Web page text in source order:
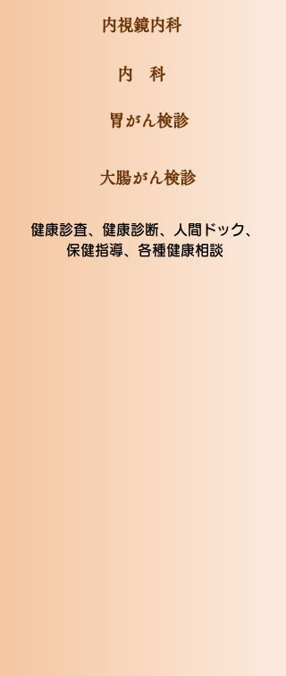
内視鏡内科
内 科
胃がん検診
大腸がん検診
健康診査、健康診断、人間ドック、
保健指導、各種健康相談